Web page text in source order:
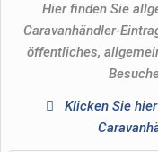
Hier finden Sie
Caravanhändler-
öffentliches,
Klicken Sie